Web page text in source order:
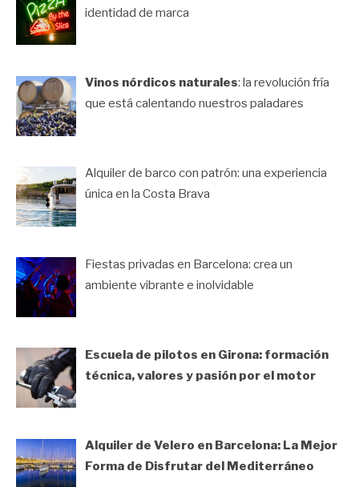
identidad de marca
Vinos nórdicos naturales: la revolución fría
que está calentando nuestros paladares
Alquiler de barco con patrón: una experiencia
única en la Costa Brava
Fiestas privadas en Barcelona: crea un
ambiente vibrante e inolvidable
Escuela de pilotos en Girona: formación
técnica, valores y pasión por el motor
Alquiler de Velero en Barcelona: La Mejor
Forma de Disfrutar del Mediterráneo